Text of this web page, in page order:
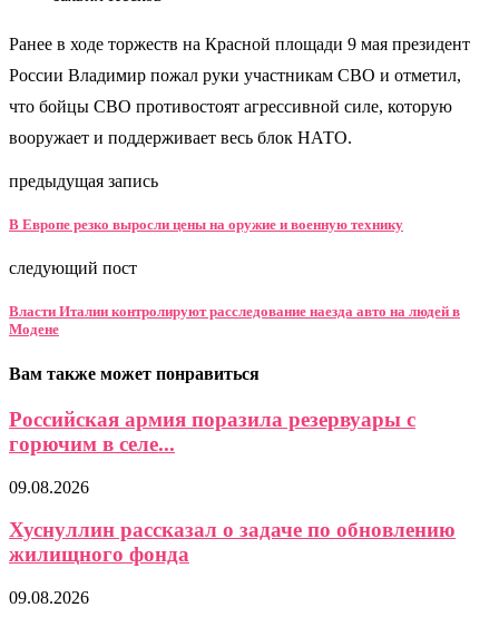
Ранее в ходе торжеств на Красной площади 9 мая президент
России Владимир пожал руки участникам СВО и отметил,
что бойцы СВО противостоят агрессивной силе, которую
вооружает и поддерживает весь блок НАТО.
предыдущая запись
В Европе резко выросли цены на оружие и военную технику
следующий пост
Власти Италии контролируют расследование наезда авто на людей в
Модене
Вам также может понравиться
Российская армия поразила резервуары с
горючим в селе...
09.08.2026
Хуснуллин рассказал о задаче по обновлению
жилищного фонда
09.08.2026